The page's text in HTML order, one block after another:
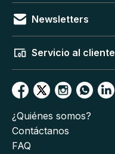
Newsletters
Servicio al cliente
¿Quiénes somos?
Contáctanos
FAQ